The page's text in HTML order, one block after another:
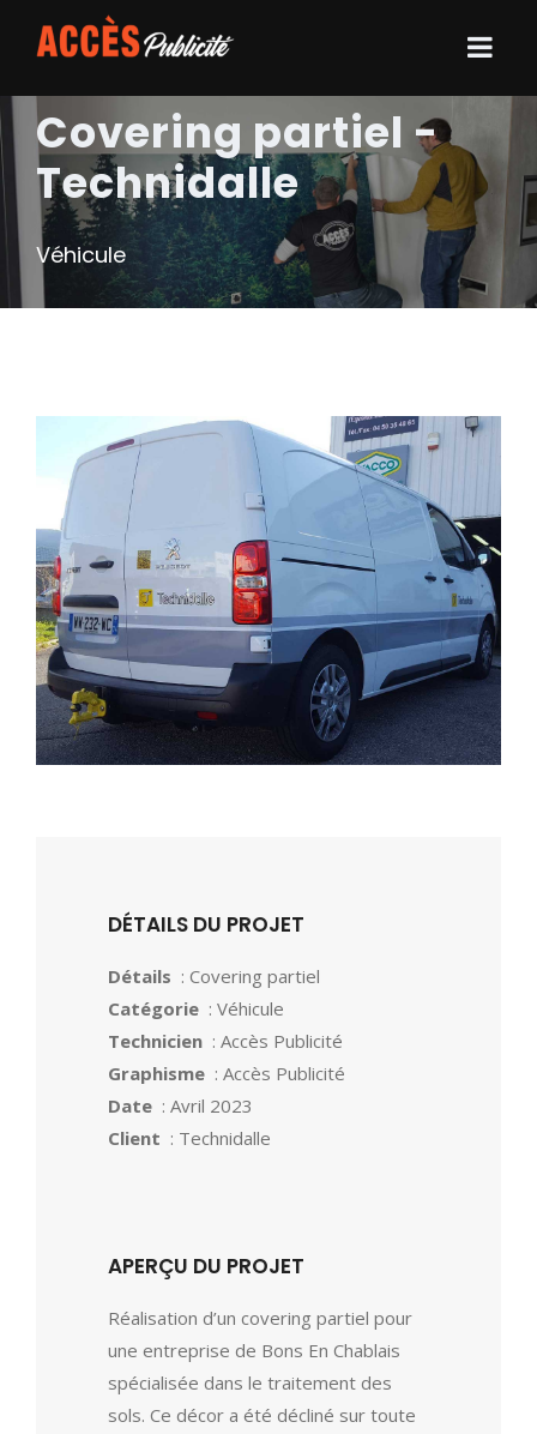
Covering partiel -
Technidalle
Véhicule
DÉTAILS DU PROJET
Détails : Covering partiel
Catégorie : Véhicule
Technicien : Accès Publicité
Graphisme : Accès Publicité
Date : Avril 2023
Client : Technidalle
APERÇU DU PROJET
Réalisation d’un covering partiel pour
une entreprise de Bons En Chablais
spécialisée dans le traitement des
sols. Ce décor a été décliné sur toute